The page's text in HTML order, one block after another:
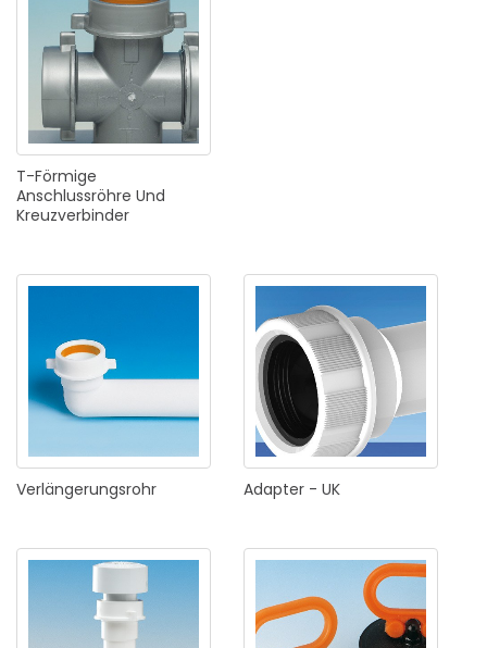
T-Förmige
Anschlussröhre Und
Kreuzverbinder
Verlängerungsrohr Adapter - UK